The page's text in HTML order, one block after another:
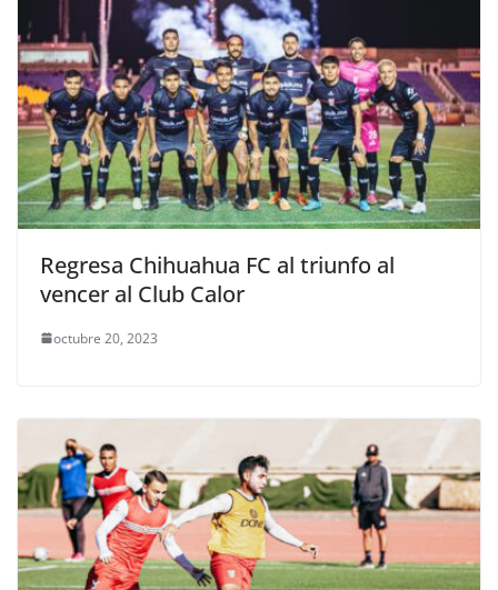
Regresa Chihuahua FC al triunfo al
vencer al Club Calor
octubre 20, 2023